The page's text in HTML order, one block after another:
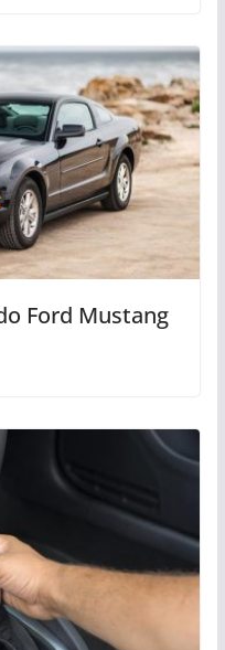
Ford Mustang